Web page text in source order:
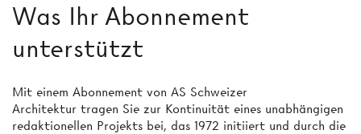
Was Ihr Abonnement
unterstützt
Mit einem Abonnement von AS Schweizer
Architektur tragen Sie zur Kontinuität eines unabhängigen
redaktionellen Projekts bei, das 1972 initiiert und durch die